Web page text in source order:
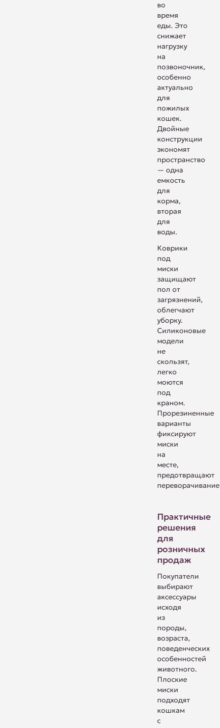
во
время
еды. Это
снижает
нагрузку
на
позвоночник,
особенно
актуально
для
пожилых
кошек.
Двойные
конструкции
экономят
пространство
— одна
емкость
для
корма,
вторая
для
воды.
Коврики
под
миски
защищают
пол от
загрязнений,
облегчают
уборку.
Силиконовые
модели
не
скользят,
легко
моются
под
краном.
Прорезиненные
варианты
фиксируют
миски
на
месте,
предотвращают
Практичные
решения
для
розничных
продаж
Покупатели
выбирают
аксессуары
исходя
из
породы,
возраста,
поведенческих
особенностей
животного.
Плоские
миски
подходят
кошкам
с